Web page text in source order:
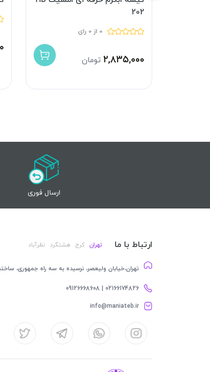
202
0 از 0 رای
۲,۸۳۵,۰۰۰ تومان
ارسال فوری
ارتباط با ما تهران کرج هشتگرد نظرآباد
تهران،خیابان ولیعصر، نرسیده به سه راه جمهوری،
02166174826 | 09126668608
info@maniateb.ir